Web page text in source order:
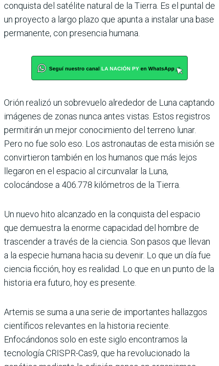
conquista del satélite natural de la Tierra. Es el puntal de
un proyecto a largo plazo que apunta a instalar una base
permanente, con presencia humana.
Orión realizó un sobrevuelo alrededor de Luna captando
imágenes de zonas nunca antes vistas. Estos registros
permitirán un mejor conocimiento del terreno lunar.
Pero no fue solo eso. Los astronautas de esta misión se
convirtieron también en los humanos que más lejos
llegaron en el espacio al circunvalar la Luna,
colocándose a 406.778 kilómetros de la Tierra.
Un nuevo hito alcanzado en la conquista del espacio
que demuestra la enorme capacidad del hombre de
trascender a través de la ciencia. Son pasos que llevan
a la especie humana hacia su devenir. Lo que un día fue
ciencia ficción, hoy es realidad. Lo que en un punto de la
historia era futuro, hoy es presente.
Artemis se suma a una serie de importantes hallazgos
científicos relevantes en la historia reciente.
Enfocándonos solo en este siglo encontramos la
tecnología CRISPR-Cas9, que ha revolucionado la